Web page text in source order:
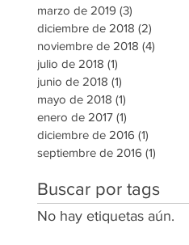
marzo de 2019 (3)
diciembre de 2018 (2)
noviembre de 2018 (4)
julio de 2018 (1)
junio de 2018 (1)
mayo de 2018 (1)
enero de 2017 (1)
diciembre de 2016 (1)
septiembre de 2016 (1)
Buscar por tags
No hay etiquetas aún.